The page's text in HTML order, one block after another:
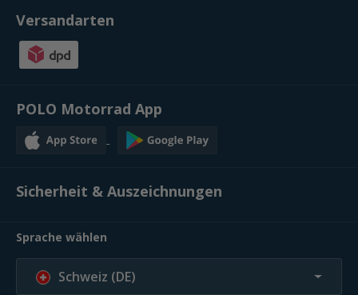
Versandarten
POLO Motorrad App
Sicherheit & Auszeichnungen
Sprache wählen
Schweiz (DE)